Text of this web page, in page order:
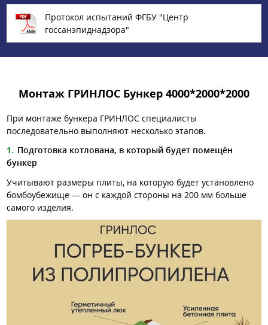
Протокол испытаний ФГБУ "Центр
госсанэпиднадзора"
Монтаж ГРИНЛОС Бункер 4000*2000*2000
При монтаже бункера ГРИНЛОС специалисты
последовательно выполняют несколько этапов.
Подготовка котлована, в который будет помещён
бункер
Учитывают размеры плиты, на которую будет установлено
бомбоубежище — он с каждой стороны на 200 мм больше
самого изделия.